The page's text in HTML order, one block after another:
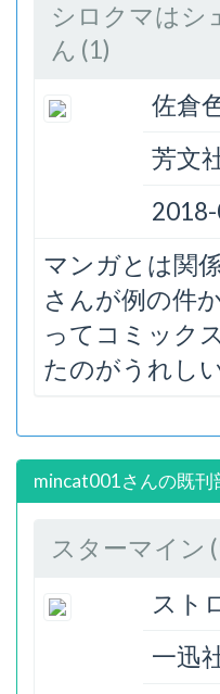
シロクマはシ
ん (1)
佐倉
芳文
マンガとは関
さんが例の件
ってコミック
たのがうれし
mincat001さんの既刊
スターマイン
スト
一迅